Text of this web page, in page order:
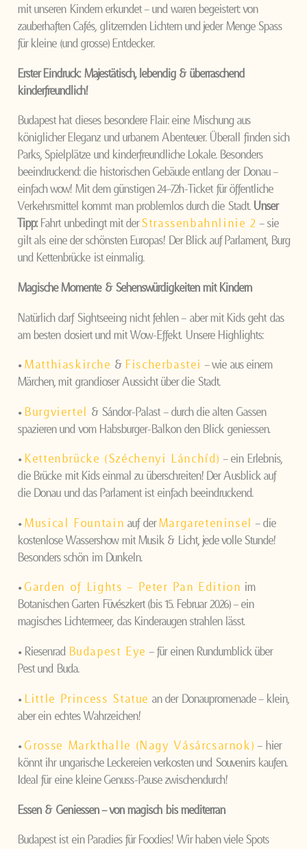
mit unseren Kindern erkundet – und waren begeistert: von
zauberhaften Cafés, glitzernden Lichtern und jeder Menge Spass
für kleine (und grosse) Entdecker.
Erster Eindruck: Majestätisch, lebendig & überraschend
kinderfreundlich!
Budapest hat dieses besondere Flair: eine Mischung aus
königlicher Eleganz und urbanem Abenteuer. Überall finden sich
Parks, Spielplätze und kinderfreundliche Lokale. Besonders
beeindruckend: die historischen Gebäude entlang der Donau –
einfach wow! Mit dem günstigen 24–72h-Ticket für öffentliche
Verkehrsmittel kommt man problemlos durch die Stadt. Unser
Tipp:Fahrt unbedingt mit derStrassenbahnlinie 2 – sie
gilt als eine der schönsten Europas! Der Blick auf Parlament, Burg
und Kettenbrücke ist einmalig.
Magische Momente & Sehenswürdigkeiten mit Kindern
Natürlich darf Sightseeing nicht fehlen – aber mit Kids geht das
am besten dosiert und mit Wow-Effekt. Unsere Highlights:
• Matthiaskirche & Fischerbastei – wie aus einem
Märchen, mit grandioser Aussicht über die Stadt.
• Burgviertel & Sándor-Palast – durch die alten Gassen
spazieren und vom Habsburger-Balkon den Blick geniessen.
• Kettenbrücke (Széchenyi Lánchíd) – ein Erlebnis,
die Brücke mit Kids einmal zu überschreiten! Der Ausblick auf
die Donau und das Parlament ist einfach beeindruckend.
• Musical Fountain auf derMargareteninsel – die
kostenlose Wassershow mit Musik & Licht, jede volle Stunde!
Besonders schön im Dunkeln.
• Garden of Lights – Peter Pan Edition im
Botanischen Garten Füvészkert (bis 15. Februar 2026) – ein
magisches Lichtermeer, das Kinderaugen strahlen lässt.
• Riesenrad Budapest Eye – für einen Rundumblick über
Pest und Buda.
• Little Princess Statue an der Donaupromenade – klein,
aber ein echtes Wahrzeichen!
• Grosse Markthalle (Nagy Vásárcsarnok) – hier
könnt ihr ungarische Leckereien verkosten und Souvenirs kaufen.
Ideal für eine kleine Genuss-Pause zwischendurch!
Essen & Geniessen – von magisch bis mediterran
Budapest ist ein Paradies für Foodies! Wir haben viele Spots